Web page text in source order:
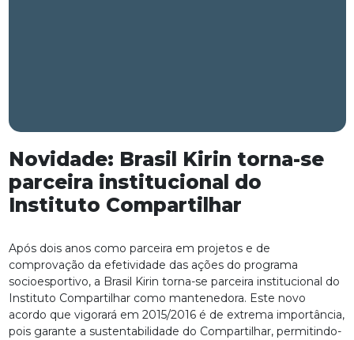
Novidade: Brasil Kirin torna-se
parceira institucional do
Instituto Compartilhar
Após dois anos como parceira em projetos e de
comprovação da efetividade das ações do programa
socioesportivo, a Brasil Kirin torna-se parceira institucional do
Instituto Compartilhar como mantenedora. Este novo
acordo que vigorará em 2015/2016 é de extrema importância,
pois garante a sustentabilidade do Compartilhar, permitindo-